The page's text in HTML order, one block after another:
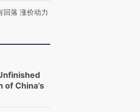
第三对
回落 涨价动力
China’s